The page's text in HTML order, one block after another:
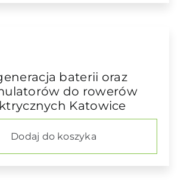
baterii oraz
do rowerów
Katowice
Dodaj do koszyka